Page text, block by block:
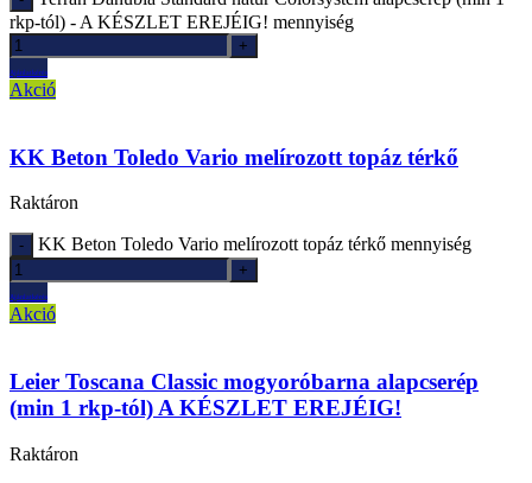
rkp-tól) - A KÉSZLET EREJÉIG! mennyiség
Ajánlatkérés
Akció
KK Beton Toledo Vario melírozott topáz térkő
Raktáron
KK Beton Toledo Vario melírozott topáz térkő mennyiség
Ajánlatkérés
Akció
Leier Toscana Classic mogyoróbarna alapcserép
(min 1 rkp-tól) A KÉSZLET EREJÉIG!
Raktáron